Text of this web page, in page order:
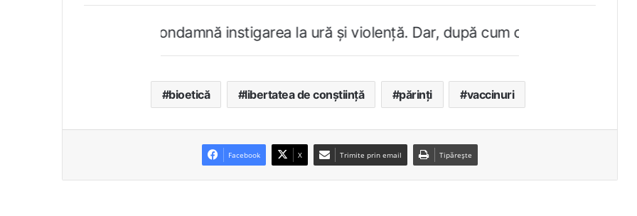
condamnă instigarea la ură şi violenţă. Dar, după cum confirmă şi CEDO în cazul
bioetică libertatea de conştiinţă părinţi vaccinuri
Facebook X Trimite prin email Tipărește